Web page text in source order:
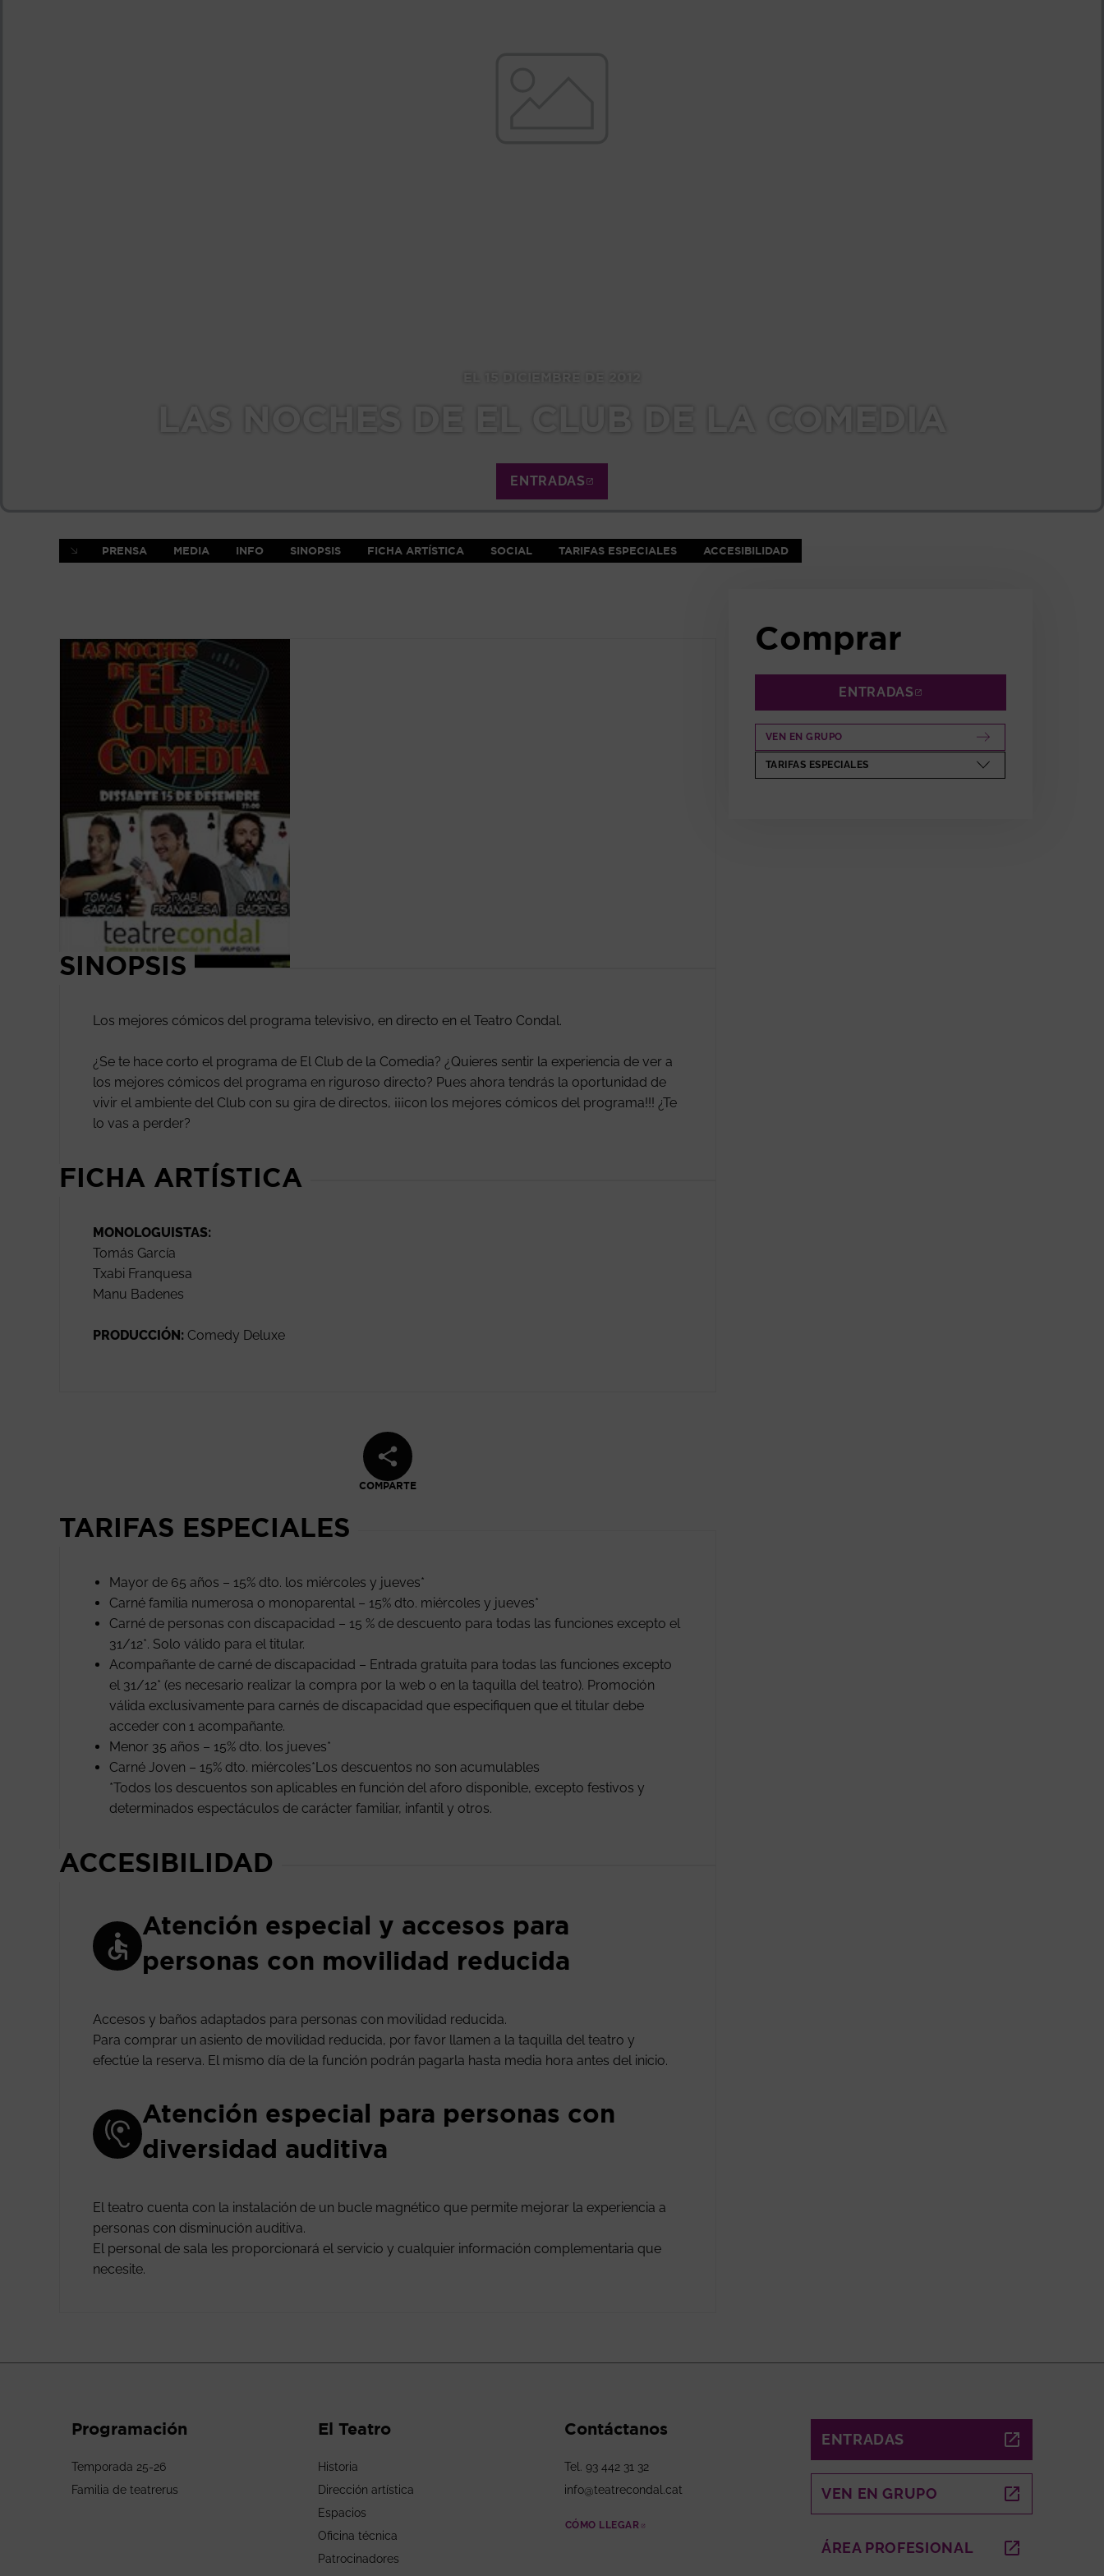
EL 15 DICIEMBRE DE 2012
LAS NOCHES DE EL CLUB DE LA COMEDIA
ENTRADAS
PRENSA MEDIA INFO SINOPSIS FICHA ARTÍSTICA SOCIAL TARIFAS ESPECIALES ACCESIBILIDAD
SINOPSIS
Los mejores cómicos del programa televisivo, en directo en el Teatro Condal.
¿Se te hace corto el programa de El Club de la Comedia? ¿Quieres sentir la experiencia de ver a
los mejores cómicos del programa en riguroso directo? Pues ahora tendrás la oportunidad de
vivir el ambiente del Club con su gira de directos, ¡¡¡con los mejores cómicos del programa!!! ¿Te
lo vas a perder?
FICHA ARTÍSTICA
MONOLOGUISTAS:
Tomás García
Txabi Franquesa
Manu Badenes
PRODUCCIÓN: Comedy Deluxe
COMPARTE
TARIFAS ESPECIALES
Mayor de 65 años – 15% dto. los miércoles y jueves*
Carné familia numerosa o monoparental – 15% dto. miércoles y jueves*
Carné de personas con discapacidad – 15 % de descuento para todas las funciones excepto el
31/12*. Solo válido para el titular.
Acompañante de carné de discapacidad – Entrada gratuita para todas las funciones excepto
el 31/12* (es necesario realizar la compra por la web o en la taquilla del teatro). Promoción
válida exclusivamente para carnés de discapacidad que especifiquen que el titular debe
acceder con 1 acompañante.
Menor 35 años – 15% dto. los jueves*
Carné Joven – 15% dto. miércoles*Los descuentos no son acumulables
*Todos los descuentos son aplicables en función del aforo disponible, excepto festivos y
determinados espectáculos de carácter familiar, infantil y otros.
ACCESIBILIDAD
Atención especial y accesos para
personas con movilidad reducida
Accesos y baños adaptados para personas con movilidad reducida.
Para comprar un asiento de movilidad reducida, por favor llamen a la taquilla del teatro y
efectúe la reserva. El mismo día de la función podrán pagarla hasta media hora antes del inicio.
Atención especial para personas con
diversidad auditiva
El teatro cuenta con la instalación de un bucle magnético que permite mejorar la experiencia a
personas con disminución auditiva.
El personal de sala les proporcionará el servicio y cualquier información complementaria que
necesite.
Comprar
ENTRADAS
VEN EN GRUPO
TARIFAS ESPECIALES
Programación
Temporada 25-26
Familia de teatrerus
El Teatro
Historia
Dirección artística
Espacios
Oficina técnica
Patrocinadores
Contáctanos
Tel. 93 442 31 32
info@teatrecondal.cat
CÓMO LLEGAR
ENTRADAS ABRE EN NUEVA VENTANA
VEN EN GRUPO ABRE EN NUEVA VENTANA
ÁREA PROFESIONAL ABRE EN NUEVA